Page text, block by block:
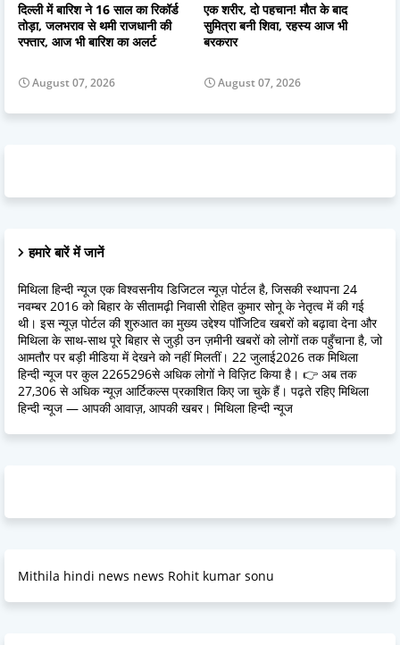
दिल्ली में बारिश ने 16 साल का रिकॉर्ड
तोड़ा, जलभराव से थमी राजधानी की
रफ्तार, आज भी बारिश का अलर्ट
August 07, 2026
एक शरीर, दो पहचान! मौत के बाद
सुमित्रा बनी शिवा, रहस्य आज भी
बरकरार
August 07, 2026
हमारे बारें में जानें
मिथिला हिन्दी न्यूज एक विश्वसनीय डिजिटल न्यूज़ पोर्टल है, जिसकी स्थापना 24
नवम्बर 2016 को बिहार के सीतामढ़ी निवासी रोहित कुमार सोनू के नेतृत्व में की गई
थी। इस न्यूज़ पोर्टल की शुरुआत का मुख्य उद्देश्य पॉजिटिव खबरों को बढ़ावा देना और
मिथिला के साथ-साथ पूरे बिहार से जुड़ी उन ज़मीनी खबरों को लोगों तक पहुँचाना है, जो
आमतौर पर बड़ी मीडिया में देखने को नहीं मिलतीं। 22 जुलाई2026 तक मिथिला
हिन्दी न्यूज पर कुल 2265296से अधिक लोगों ने विज़िट किया है। 👉 अब तक
27,306 से अधिक न्यूज़ आर्टिकल्स प्रकाशित किए जा चुके हैं। पढ़ते रहिए मिथिला
हिन्दी न्यूज — आपकी आवाज़, आपकी खबर। मिथिला हिन्दी न्यूज
Mithila hindi news news Rohit kumar sonu